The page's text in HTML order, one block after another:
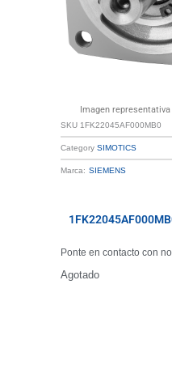
Imagen
SKU 1FK22045AF000MB0
Category SIMOTICS
Marca: SIEMENS
Ponte en contacto con
Agotado